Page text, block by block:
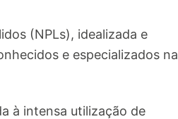
(NPLs), idealizada e
e especializados na
à intensa utilização de